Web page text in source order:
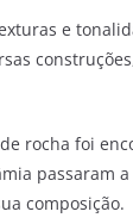
e
rocha foi
passaram
composição.